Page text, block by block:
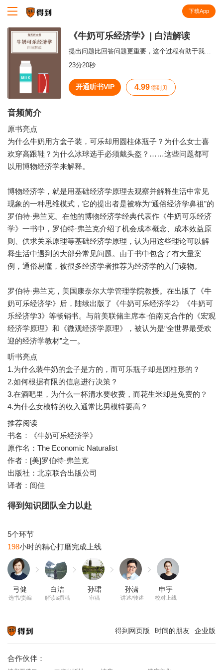
下载App
《牛奶可乐经济学》| 白洁解读
提出问题比回答问题更重要，这个过程有助于我们更理性地生活。
23分20秒
开通听书VIP 4.99 得到贝
音频简介
原书亮点
为什么牛奶用方盒子装，可乐却用圆柱体瓶子？为什么女士喜
欢穿高跟鞋？为什么冰球选手必须戴头盔？……这些问题都可
以用博物经济学来解释。
博物经济学，就是用基础经济学原理去观察并解释生活中常见
现象的一种思维模式，它的提出者是被称为“通俗经济学鼻祖”的
罗伯特·弗兰克。在他的博物经济学经典代表作《牛奶可乐经济
学》一书中，罗伯特·弗兰克介绍了机会成本概念、成本效益原
则、供求关系原理等基础经济学原理，认为用这些理论可以解
释生活中遇到的大部分常见问题。由于书中包含了有大量案
例，通俗易懂，被很多经济学者推荐为经济学的入门读物。
罗伯特·弗兰克，美国康奈尔大学管理学院教授。在出版了《牛
奶可乐经济学》后，陆续出版了《牛奶可乐经济学2》《牛奶可
乐经济学3》等畅销书。与前美联储主席本·伯南克合作的《宏观
经济学原理》和《微观经济学原理》，被认为是“全世界最受欢
听书亮点
1.为什么装牛奶的盒子是方的，而可乐瓶子却是圆柱形的？
2.如何根据有限的信息进行决策？
3.在酒吧里，为什么一杯清水要收费，而花生米却是免费的？
推荐阅读
书名：《牛奶可乐经济学》
原作名：The Economic Naturalist
作者：[美]罗伯特·弗兰克
出版社：北京联合出版公司
译者：闾佳
得到知识团队全力以赴
198
弓健
选书/责编
白洁
解读&撰稿
孙珺
审稿
孙潇
讲述/转述
申宇
校对上线
得到网页版 时间的朋友 企业版
合作伙伴：